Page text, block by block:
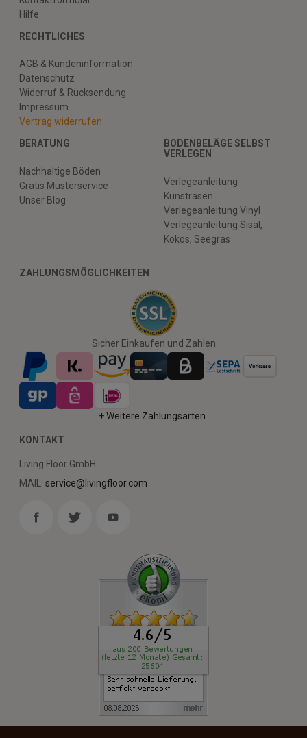
Hilfe
RECHTLICHES
AGB & Kundeninformation
Datenschutz
Widerruf & Rücksendung
Impressum
Vertrag widerrufen
BERATUNG
Nachhaltige Böden
Gratis Musterservice
Unser Blog
BODENBELÄGE SELBST
VERLEGEN
Verlegeanleitung
Kunstrasen
Verlegeanleitung Vinyl
Verlegeanleitung Sisal,
Kokos, Seegras
ZAHLUNGSMÖGLICHKEITEN
Sicher Einkaufen und Zahlen
+ Weitere Zahlungsarten
KONTAKT
Living Floor GmbH
MAIL: service@livingfloor.com